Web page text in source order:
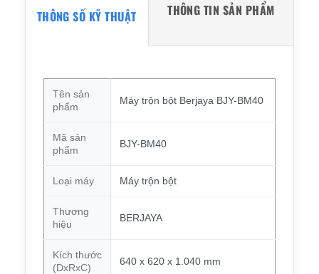
THÔNG SỐ KỸ THUẬT THÔNG TIN SẢN PHẨM
Tên sản
phẩm
Máy trộn bột Berjaya BJY-BM40
Mã sản
phẩm
BJY-BM40
Loại máy Máy trộn bột
Thương
hiệu
BERJAYA
Kích thước
(DxRxC)
640 x 620 x 1.040 mm